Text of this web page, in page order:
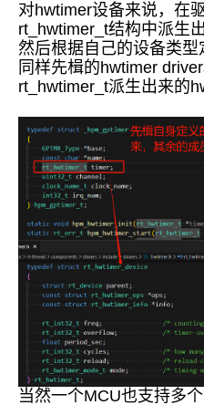
对hwtimer设备来说，在
rt_hwtimer_t结构中派生
然后根据自己的设备类型
同样先楫的hwtimer
rt_hwtimer_t派生出来的
当然一个MCU也支持多